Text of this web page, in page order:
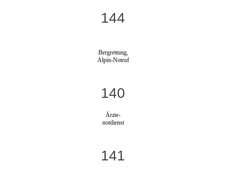
144
Bergrettung,
Alpin-Notruf
140
Ärzte-
notdienst
141